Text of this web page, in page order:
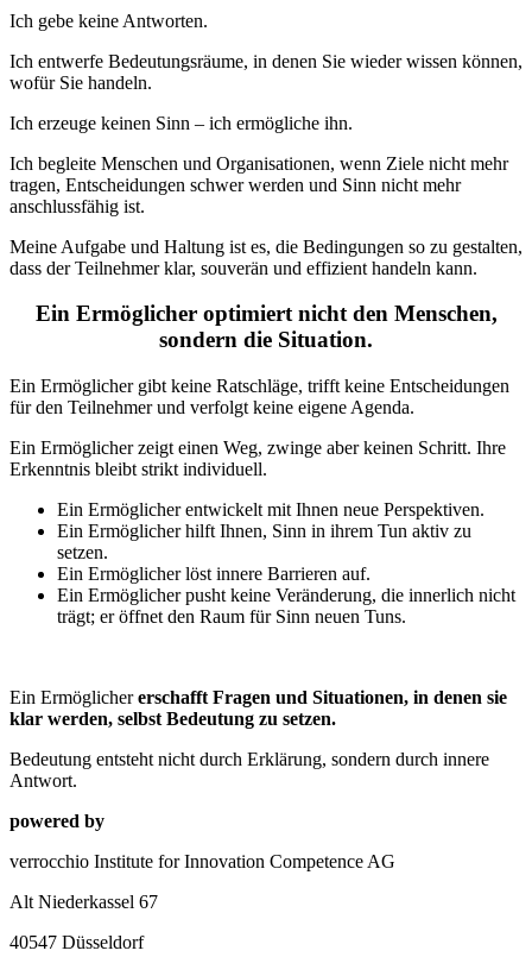
Ich gebe keine Antworten.
Ich entwerfe Bedeutungsräume, in denen Sie wieder wissen können,
wofür Sie handeln.
Ich erzeuge keinen Sinn – ich ermögliche ihn.
Ich begleite Menschen und Organisationen, wenn Ziele nicht mehr
tragen, Entscheidungen schwer werden und Sinn nicht mehr
anschlussfähig ist.
Meine Aufgabe und Haltung ist es, die Bedingungen so zu gestalten,
dass der Teilnehmer klar, souverän und effizient handeln kann.
Ein Ermöglicher optimiert nicht den Menschen,
sondern die Situation.
Ein Ermöglicher gibt keine Ratschläge, trifft keine Entscheidungen
für den Teilnehmer und verfolgt keine eigene Agenda.
Ein Ermöglicher zeigt einen Weg, zwinge aber keinen Schritt. Ihre
Erkenntnis bleibt strikt individuell.
Ein Ermöglicher entwickelt mit Ihnen neue Perspektiven.
Ein Ermöglicher hilft Ihnen, Sinn in ihrem Tun aktiv zu
setzen.
Ein Ermöglicher löst innere Barrieren auf.
Ein Ermöglicher pusht keine Veränderung, die innerlich nicht
trägt; er öffnet den Raum für Sinn neuen Tuns.
Ein Ermöglichererschafft Fragen und Situationen, in denen sie
klar werden, selbst Bedeutung zu setzen.
Bedeutung entsteht nicht durch Erklärung, sondern durch innere
Antwort.
powered by
verrocchio Institute for Innovation Competence AG
Alt Niederkassel 67
40547 Düsseldorf